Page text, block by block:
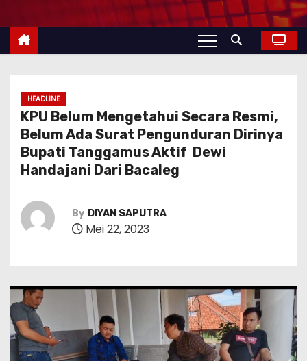
HEADLINE
KPU Belum Mengetahui Secara Resmi,
Belum Ada Surat Pengunduran Dirinya
Bupati Tanggamus Aktif Dewi
Handajani Dari Bacaleg
By DIYAN SAPUTRA
Mei 22, 2023